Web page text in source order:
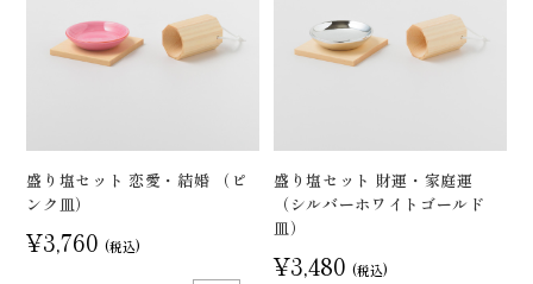
盛り塩セット 恋愛・結婚 （ピ
ンク皿）
¥3,760 (税込)
盛り塩セット 財運・家庭運
（シルバーホワイトゴールド
皿）
¥3,480 (税込)